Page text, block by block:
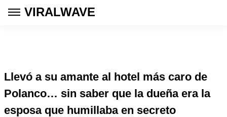
VIRALWAVE
Llevó a su amante al hotel más caro de
Polanco… sin saber que la dueña era la
esposa que humillaba en secreto